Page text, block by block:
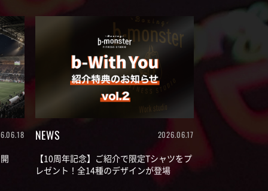
NEWS 2026.06.17
【10周年記念】ご紹介で限定Tシャツをプ
レゼント！全14種のデザインが登場